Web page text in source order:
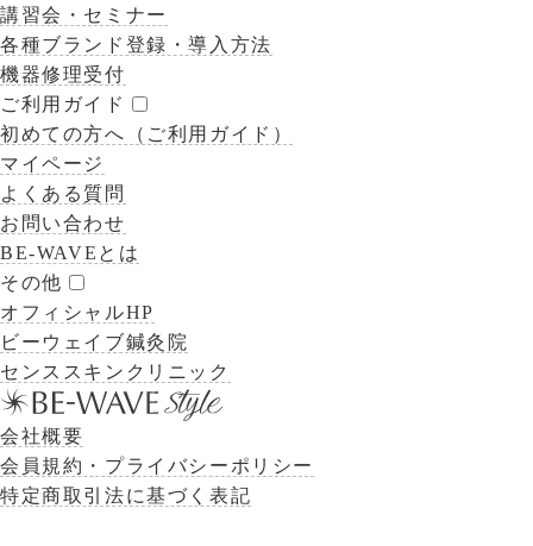
講習会・セミナー
各種ブランド登録・導入方法
機器修理受付
ご利用ガイド
初めての方へ（ご利用ガイド）
マイページ
よくある質問
お問い合わせ
BE-WAVEとは
その他
オフィシャルHP
ビーウェイブ鍼灸院
センススキンクリニック
会社概要
会員規約・プライバシーポリシー
特定商取引法に基づく表記